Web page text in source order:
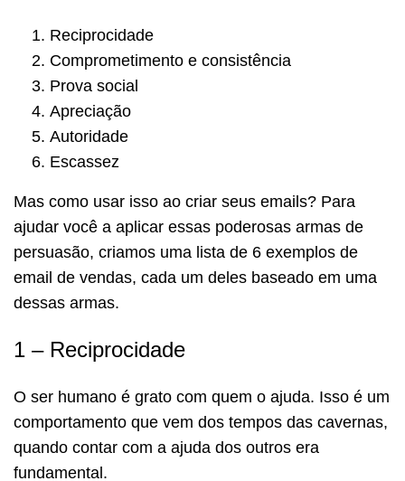
Reciprocidade
Comprometimento e consistência
Prova social
Apreciação
Autoridade
Escassez
Mas como usar isso ao criar seus emails? Para
ajudar você a aplicar essas poderosas armas de
persuasão, criamos uma lista de 6 exemplos de
email de vendas, cada um deles baseado em uma
dessas armas.
1 – Reciprocidade
O ser humano é grato com quem o ajuda. Isso é um
comportamento que vem dos tempos das cavernas,
quando contar com a ajuda dos outros era
fundamental.